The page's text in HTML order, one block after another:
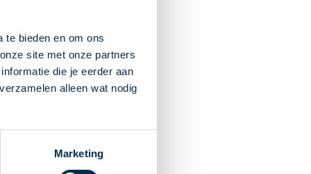
te bieden en om ons
site met onze partners
die je eerder aan
alleen wat nodig
Marketing
uitleg te vragen.
blauwe plekken en
Als u begint met dit
last heeft van
buik.
voor de baby. Wel is